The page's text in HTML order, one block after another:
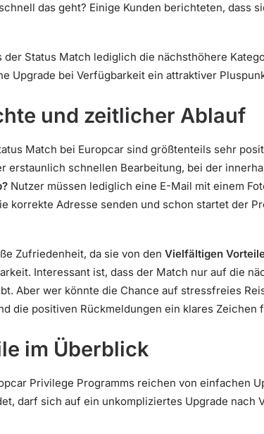
das geht? Einige Kunden berichteten, dass
der Status Match lediglich die nächsthöhere
Upgrade bei Verfügbarkeit ein attraktiver
und zeitlicher Ablauf
Match bei Europcar sind größtenteils sehr
erstaunlich schnellen Bearbeitung, bei der
Nutzer müssen lediglich eine E-Mail mit einem
korrekte Adresse senden und schon startet der
Zufriedenheit, da sie von den Vielfältigen
Interessant ist, dass der Match nur auf die
Aber wer könnte die Chance auf stressfreies
die positiven Rückmeldungen ein klares Zeichen
im Überblick
Privilege Programms reichen von einfachen
darf sich auf ein unkompliziertes Upgrade nach